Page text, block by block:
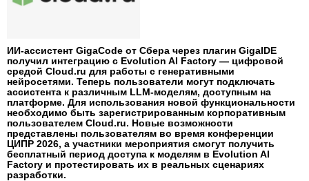
ИИ-ассистент GigaCode от Сбера через плагин GigaIDE
получил интеграцию с Evolution AI Factory — цифровой
средой Cloud.ru для работы с генеративными
нейросетями. Теперь пользователи могут подключать
ассистента к различным LLM-моделям, доступным на
платформе. Для использования новой функциональности
необходимо быть зарегистрированным корпоративным
пользователем Cloud.ru. Новые возможности
представлены пользователям во время конференции
ЦИПР 2026, а участники мероприятия смогут получить
бесплатный период доступа к моделям в Evolution AI
Factory и протестировать их в реальных сценариях
разработки.